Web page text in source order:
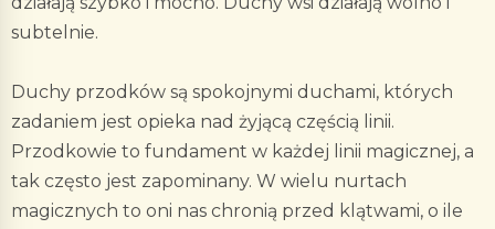
subtelnie.
Duchy przodków są spokojnymi duchami, których
zadaniem jest opieka nad żyjącą częścią linii.
Przodkowie to fundament w każdej linii magicznej, a
tak często jest zapominany. W wielu nurtach
magicznych to oni nas chronią przed klątwami, o ile